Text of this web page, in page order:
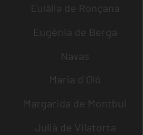
Eulàlia de Ronçana
Eugènia de Berga
Navas
Maria d´Oló
Margarida de Montbui
Julià de Vilatorta